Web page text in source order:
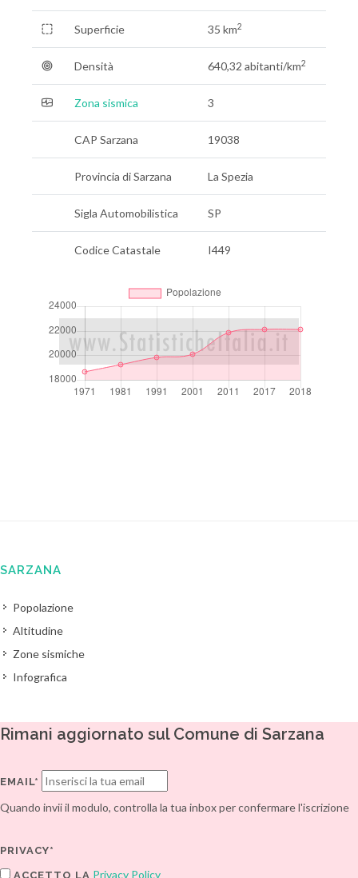
Superficie 35 km2
Densità 640,32 abitanti/km2
Zona sismica 3
CAP Sarzana 19038
Provincia di Sarzana La Spezia
Sigla Automobilistica SP
Codice Catastale I449
SARZANA
Popolazione
Altitudine
Zone sismiche
Infografica
Rimani aggiornato sul Comune di Sarzana
EMAIL*
Quando invii il modulo, controlla la tua inbox per confermare l'iscrizione
PRIVACY*
ACCETTO LA Privacy Policy